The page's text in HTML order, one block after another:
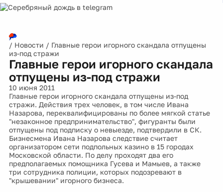
/ Новости / Главные герои игорного скандала отпущены
из-под стражи
Главные герои игорного скандала
отпущены из-под стражи
10 июня 2011
Главные герои игорного скандала отпущены из-под
стражи. Действия трех человек, в том числе Ивана
Назарова, переквалифицированы по более мягкой статье
"незаконное предпринимательство", фигуранты были
отпущены под подписку о невыезде, подтвердили в СК.
Бизнесмена Ивана Назарова следствие считает
организатором сети подпольных казино в 15 городах
Московской области. По делу проходят два его
предполагаемых помощника Гусева и Мамыев, а также
три сотрудника полиции, которых подозревают в
"крышевании" игорного бизнеса.